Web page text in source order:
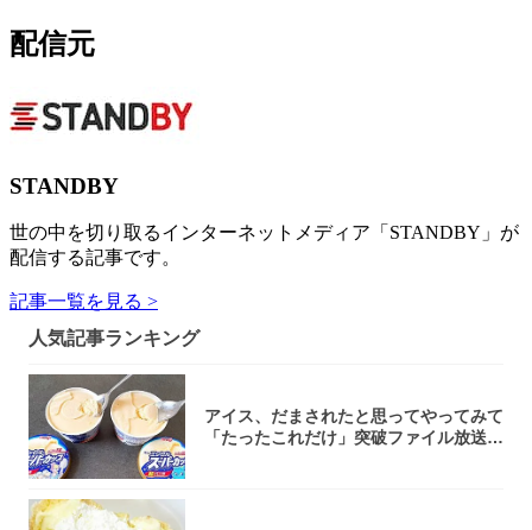
配信元
STANDBY
世の中を切り取るインターネットメディア「STANDBY」が
配信する記事です。
記事一覧を見る >
人気記事ランキング
アイス、だまされたと思ってやってみて
「たったこれだけ」突破ファイル放送で